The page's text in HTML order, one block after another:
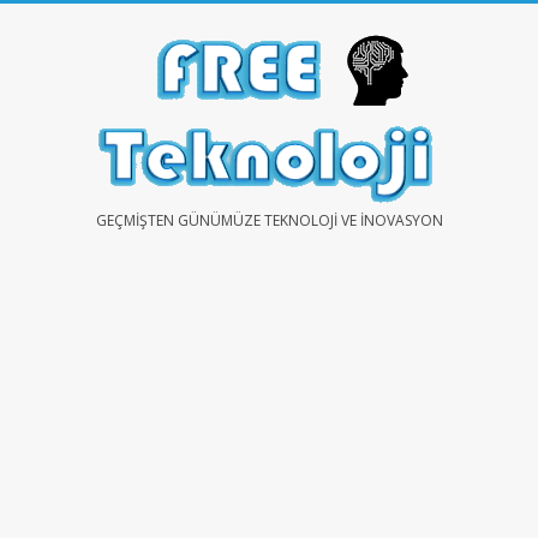
FREEGEÇMIŞTEN GÜNÜMÜZE TEKNOLOJI VE İNOVASYON